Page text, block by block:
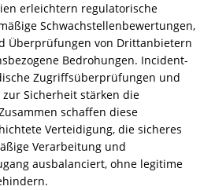
erleichtern regulatorische
Schwachstellenbewertungen,
Überprüfungen von Drittanbietern
Bedrohungen. Incident-
Zugriffsüberprüfungen und
Sicherheit stärken die
schaffen diese
Verteidigung, die sicheres
Verarbeitung und
ausbalanciert, ohne legitime